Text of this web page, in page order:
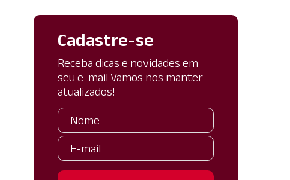
Cadastre-se
Receba dicas e novidades em
seu e-mail Vamos nos manter
atualizados!